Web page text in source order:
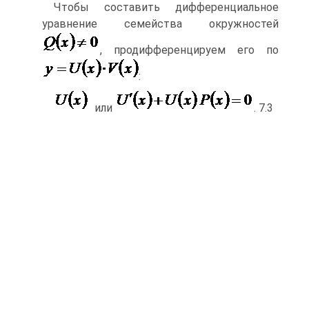
Чтобы составить дифференциальное
уравнение семейства окружностей
, продифференцируем его по
:
или . 7.3